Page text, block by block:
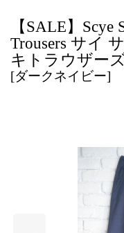
【SALE】Scye
Trousers サイ
キトラウザー
[ダークネイビー]